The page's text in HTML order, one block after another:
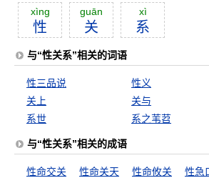
xìng
性
guān
关
xì
系
与“性关系”相关的词语
性三品说 性义
关上
关与
系世
系之苇苕
与“性关系”相关的成语
性命交关 性命关天 性命攸关 性急